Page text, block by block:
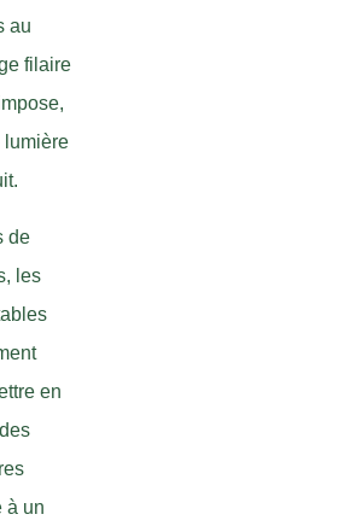
au
filaire
lumière
de
les
en
à un